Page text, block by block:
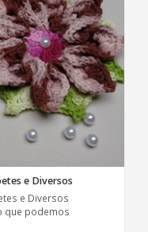
e Diversos
e Diversos
que podemos